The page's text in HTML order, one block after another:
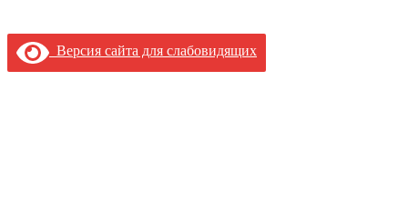
Версия сайта для слабовидящих